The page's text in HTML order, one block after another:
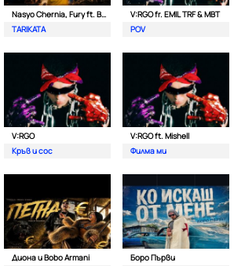
Nasyo Chernia, Fury ft. Bobo Armani
TARIKATA
V:RGO fr. EMIL TRF & MBT
POV
V:RGO
Кръв и сос
V:RGO ft. Mishell
Филма ми
Диона и Bobo Armani
Боро Първи